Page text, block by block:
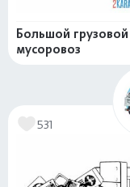
Большой грузовой
мусоровоз
531